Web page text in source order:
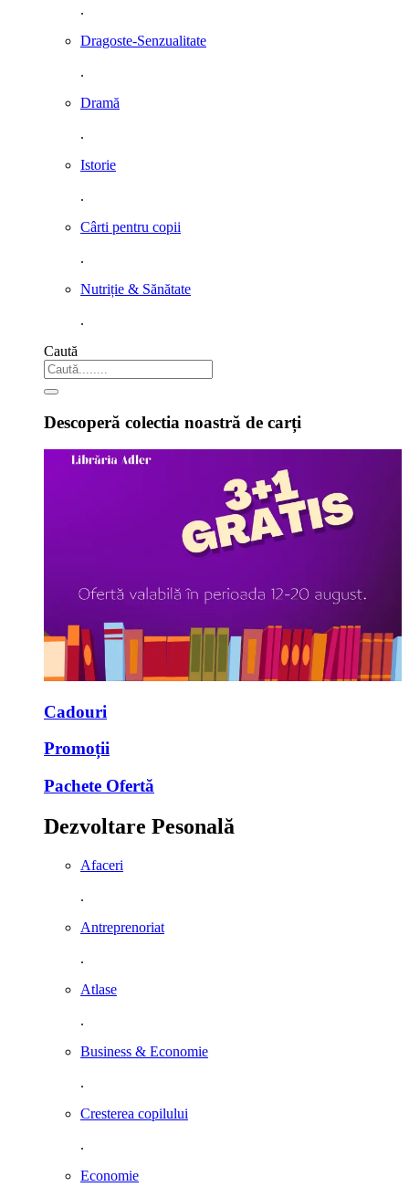
.
Dragoste-Senzualitate
.
Dramă
.
Istorie
.
Cârti pentru copii
.
Nutriție & Sănătate
.
Caută
Descoperă colectia noastră de carți
Cadouri
Promoții
Pachete Ofertă
Dezvoltare Pesonală
Afaceri
.
Antreprenoriat
.
Atlase
.
Business & Economie
.
Cresterea copilului
.
Economie